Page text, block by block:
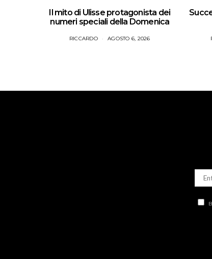
Il mito di Ulisse protagonista dei
numeri speciali della Domenica
RICCARDO AGOSTO 6, 2026